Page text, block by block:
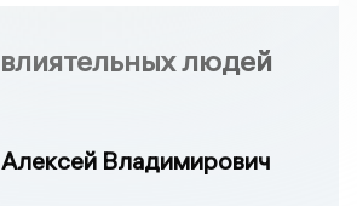
людей
Владимирович